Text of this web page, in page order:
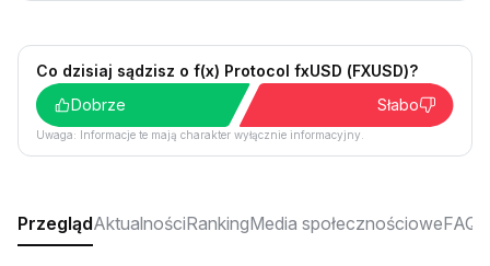
Co dzisiaj sądzisz o f(x) Protocol fxUSD (FXUSD)?
Dobrze
Słabo
Uwaga: Informacje te mają charakter wyłącznie informacyjny.
PrzeglądAktualnościRankingMedia społecznościoweFAQ